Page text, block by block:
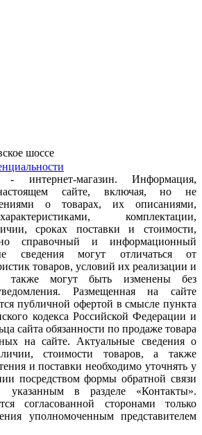
шоссе
магазин. Информация,
сайте, включая, но не
о товарах, их описаниями,
комплектации,
сроках поставки и стоимости,
справочный и информационный
сведения могут отличаться от
товаров, условий их реализации и
также могут быть изменены без
Размещенная на сайте
публичной офертой в смысле пункта
кодекса Российской Федерации и
сайта обязанности по продаже товара
на сайте. Актуальные сведения о
стоимости товаров, а также
и поставки необходимо уточнять у
посредством формы обратной связи
в разделе «Контакты».
согласованной сторонами только
уполномоченным представителем